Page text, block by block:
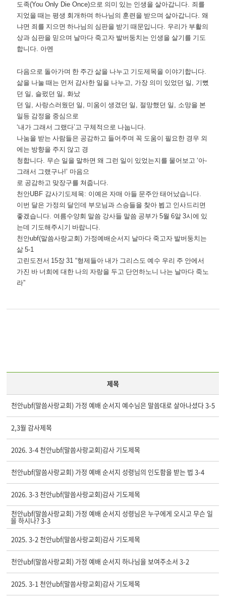
도족(You Only Die Once)으로 의미 있는 인생을 살아갑니다. 죄를
지었을 때는 평생 회개하며 하나님의 훈련을 받으며 살아갑니다.왜
냐면 죄를 지으면 하나님의 심판을 받기 때문입니다. 우리가 부활의
상과 심판을 믿으며 날마다 죽고자 발버둥치는 인생을 살기를 기도
합니다. 아멘
다음으로 돌아가며 한 주간 삶을 나누고 기도제목을 이야기합니다.
삶을 나눌 때는 먼저 감사한 일을 나누고, 가장 의미 있었던 일 , 기뻤
던 일 , 슬펐던 일 ,화났
던 일 ,사랑스러웠던 일 , 미움이 생겼던 일 , 절망했던 일 , 소망을 본
일등 감정을 중심으로
‘내가 그래서 그랬다’고 구체적으로 나눕니다.
나눔을 받는 사람들은 공감하고 들어주며 꼭 도움이 필요한 경우 외
에는 방향을 주지 않고 경
청합니다. 무슨 일을 말하면 왜 그런 일이 있었는지를 물어보고‘아-
그래서 그랬구나!’ 마음으
로 공감하고 맞장구를 쳐줍니다.
천안UBF 감사기도제목: 이예은 자매 아들 문주안 태어났습니다.
이번 달은 가정의 달인데 부모님과 스승들을 찾아 뵙고 인사드리면
좋겠습니다. 여름수양회 말씀 강사들 말씀 공부가5월6알3시에 있
는데 기도해주시기 바랍니다.
천안ubf(말씀사랑교회) 가정예배순서지 날마다 죽고자 발버둥치는
삶5-1
고린도전서 15장31 “형제들아 내가 그리스도 예수 우리 주 안에서
가진 바 너희에 대한 나의 자랑을 두고 단언하노니 나는 날마다 죽노
라”
제목
천안ubf(말씀사랑교회) 가정 예배 순서지 예수님은 말씀대로 살아나셨다 3-5
2,3월 감사제목
2026. 3-4 천안ubf(말씀사랑교회)감사 기도제목
천안ubf(말씀사랑교회) 가정 예배 순서지 성령님의 인도함을 받는 법 3-4
2026. 3-3 천안ubf(말씀사랑교회)감사 기도제목
천안ubf(말씀사랑교회) 가정 예배 순서지 성령님은 누구에게 오시고 무슨 일
을 하시나? 3-3
2025. 3-2 천안ubf(말씀사랑교회)감사 기도제목
천안ubf(말씀사랑교회) 가정 예배 순서지 하나님을 보여주소서 3-2
2025. 3-1 천안ubf(말씀사랑교회)감사 기도제목